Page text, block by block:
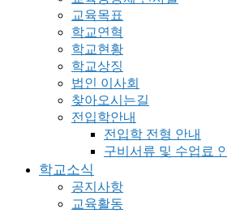
교육목표
학교연혁
학교현황
학교상징
법인 이사회
찾아오시는길
전입학안내
전입학 전형 안내
구비서류 및 수업료
학교소식
공지사항
교육활동